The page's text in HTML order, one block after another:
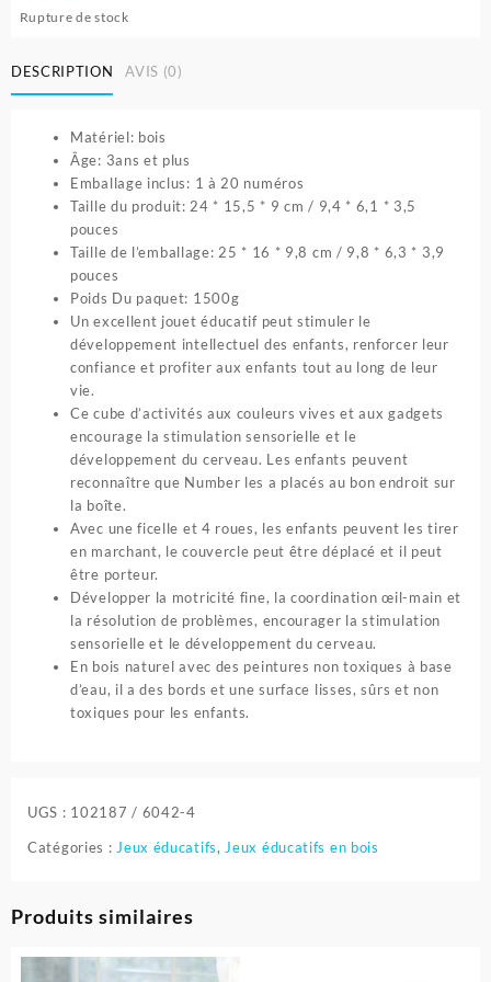
Rupture de stock
DESCRIPTION AVIS (0)
Matériel: bois
Âge: 3ans et plus
Emballage inclus: 1 à 20 numéros
Taille du produit: 24 * 15,5 * 9 cm / 9,4 * 6,1 * 3,5
pouces
Taille de l’emballage: 25 * 16 * 9,8 cm / 9,8 * 6,3 * 3,9
pouces
Poids Du paquet: 1500g
Un excellent jouet éducatif peut stimuler le
développement intellectuel des enfants, renforcer leur
confiance et profiter aux enfants tout au long de leur
vie.
Ce cube d’activités aux couleurs vives et aux gadgets
encourage la stimulation sensorielle et le
développement du cerveau. Les enfants peuvent
reconnaître que Number les a placés au bon endroit sur
la boîte.
Avec une ficelle et 4 roues, les enfants peuvent les tirer
en marchant, le couvercle peut être déplacé et il peut
être porteur.
Développer la motricité fine, la coordination œil-main et
la résolution de problèmes, encourager la stimulation
sensorielle et le développement du cerveau.
En bois naturel avec des peintures non toxiques à base
d’eau, il a des bords et une surface lisses, sûrs et non
toxiques pour les enfants.
UGS : 102187 / 6042-4
Catégories : Jeux éducatifs, Jeux éducatifs en bois
Produits similaires